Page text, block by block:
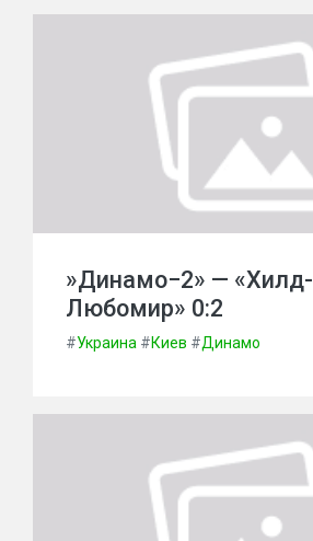
»Динамо−2» — «Хилд-
Любомир» 0:2
#Украина #Киев #Динамо